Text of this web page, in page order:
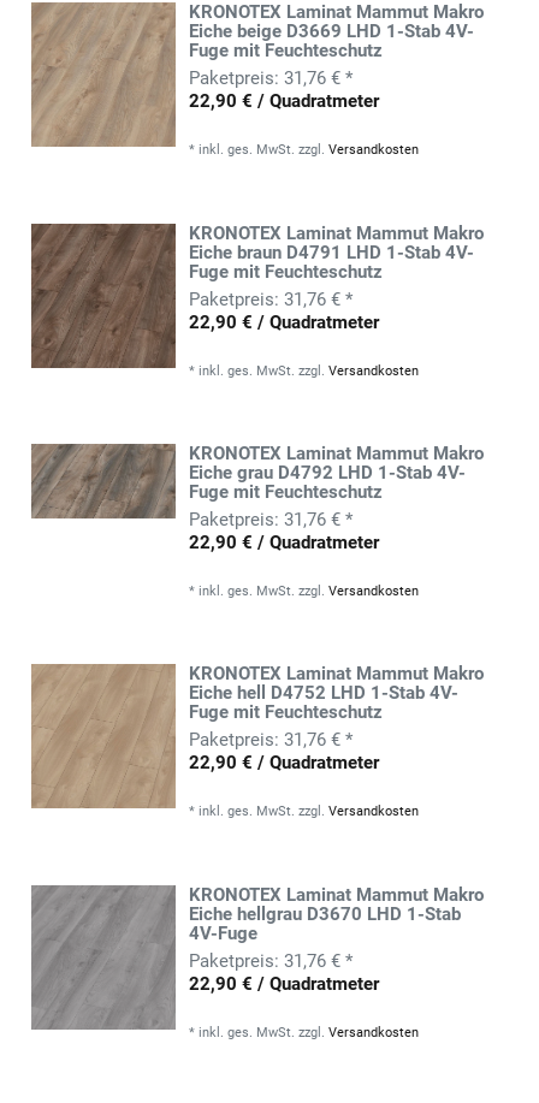
KRONOTEX Laminat Mammut Makro
Eiche beige D3669 LHD 1-Stab 4V-
Fuge mit Feuchteschutz
31,76 € *
22,90 € / Quadratmeter
* inkl. ges. MwSt. zzgl.Versandkosten
KRONOTEX Laminat Mammut Makro
Eiche braun D4791 LHD 1-Stab 4V-
Fuge mit Feuchteschutz
31,76 € *
22,90 € / Quadratmeter
* inkl. ges. MwSt. zzgl.Versandkosten
KRONOTEX Laminat Mammut Makro
Eiche grau D4792 LHD 1-Stab 4V-
Fuge mit Feuchteschutz
31,76 € *
22,90 € / Quadratmeter
* inkl. ges. MwSt. zzgl.Versandkosten
KRONOTEX Laminat Mammut Makro
Eiche hell D4752 LHD 1-Stab 4V-
Fuge mit Feuchteschutz
31,76 € *
22,90 € / Quadratmeter
* inkl. ges. MwSt. zzgl.Versandkosten
KRONOTEX Laminat Mammut Makro
Eiche hellgrau D3670 LHD 1-Stab
4V-Fuge
31,76 € *
22,90 € / Quadratmeter
* inkl. ges. MwSt. zzgl.Versandkosten